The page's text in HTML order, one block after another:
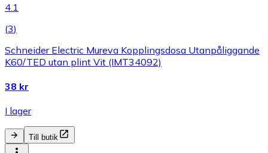
4.1
(3)
Schneider Electric Mureva Kopplingsdosa Utanpåliggande
K60/TED utan plint Vit (IMT34092)
38 kr
I lager
Till butik